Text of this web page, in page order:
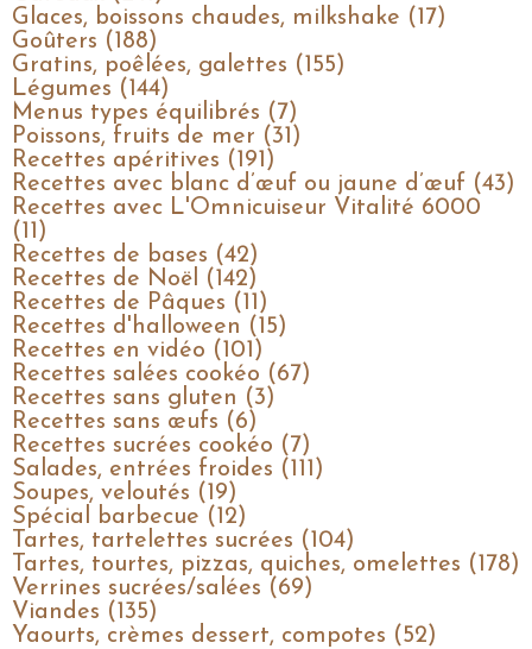
Glaces, boissons chaudes, milkshake (17)
Goûters (188)
Gratins, poêlées, galettes (155)
Légumes (144)
Menus types équilibrés (7)
Poissons, fruits de mer (31)
Recettes apéritives (191)
Recettes avec blanc d’œuf ou jaune d’œuf (43)
Recettes avec L'Omnicuiseur Vitalité 6000
(11)
Recettes de bases (42)
Recettes de Noël (142)
Recettes de Pâques (11)
Recettes d'halloween (15)
Recettes en vidéo (101)
Recettes salées cookéo (67)
Recettes sans gluten (3)
Recettes sans œufs (6)
Recettes sucrées cookéo (7)
Salades, entrées froides (111)
Soupes, veloutés (19)
Spécial barbecue (12)
Tartes, tartelettes sucrées (104)
Tartes, tourtes, pizzas, quiches, omelettes (178)
Verrines sucrées/salées (69)
Viandes (135)
Yaourts, crèmes dessert, compotes (52)